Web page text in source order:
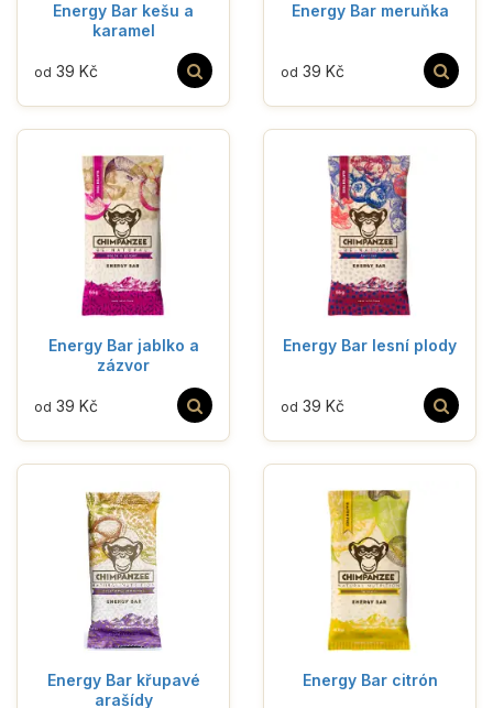
Energy Bar kešu a
karamel
od 39 Kč
Energy Bar meruňka
od 39 Kč
Energy Bar jablko a
zázvor
od 39 Kč
Energy Bar lesní plody
od 39 Kč
Energy Bar křupavé
arašídy
Energy Bar citrón